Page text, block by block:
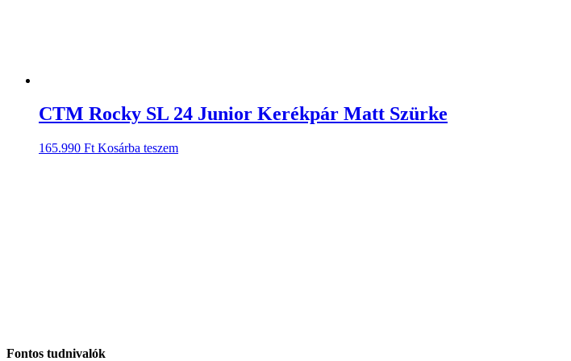
CTM Rocky SL 24 Junior Kerékpár Matt Szürke
165.990 Ft Kosárba teszem
Fontos tudnivalók